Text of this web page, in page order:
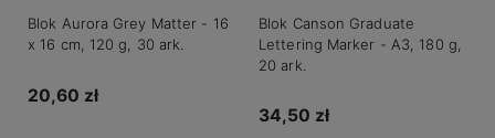
Blok Aurora Grey Matter - 16
x 16 cm, 120 g, 30 ark.
20,60 zł
Blok Canson Graduate
Lettering Marker - A3, 180 g,
20 ark.
34,50 zł